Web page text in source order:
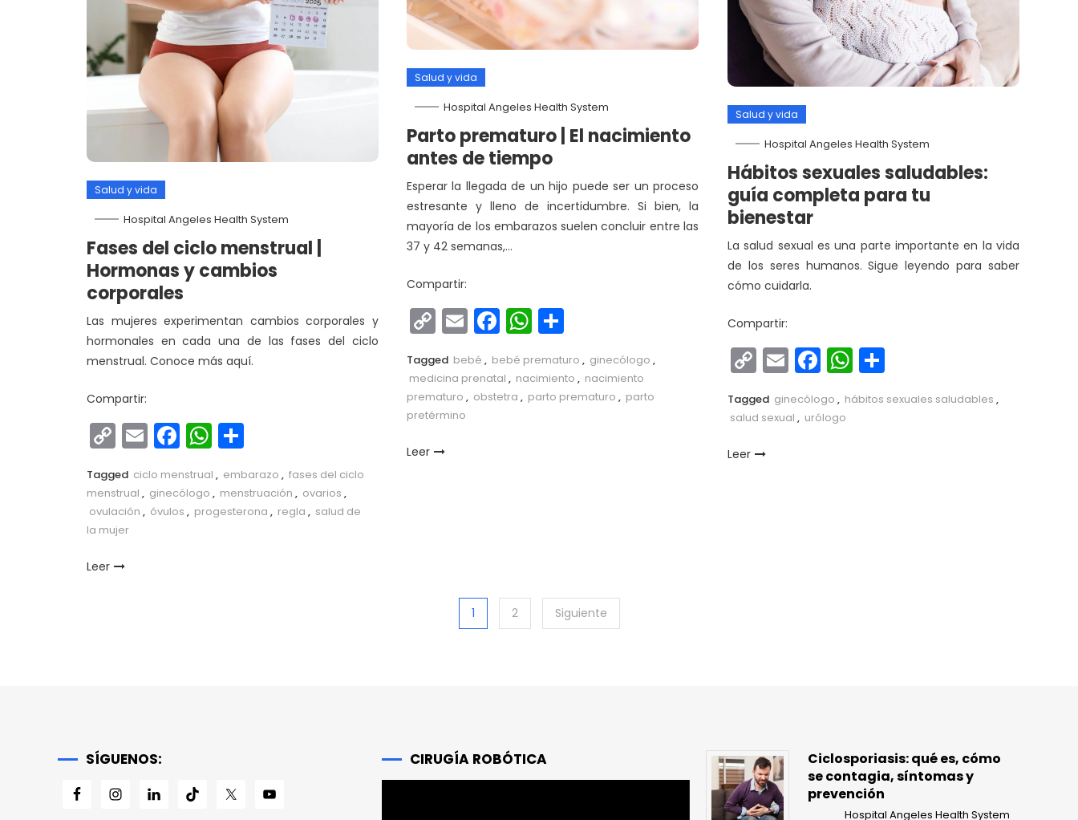
Salud y vida
Hospital Angeles Health System
Parto prematuro | El nacimiento
antes de tiempo
Esperar la llegada de un hijo puede ser un proceso
estresante y lleno de incertidumbre. Si bien, la
mayoría de los embarazos suelen concluir entre las
37 y 42 semanas,…
Compartir:
Copy
Link
EmailFacebook
WhatsApp
Tagged bebé , bebé prematuro , ginecólogo ,
medicina prenatal , nacimiento , nacimiento
prematuro , obstetra , parto prematuro , parto
pretérmino
Leer
Salud y vida
Hospital Angeles Health System
Hábitos sexuales saludables:
guía completa para tu
bienestar
La salud sexual es una parte importante en la vida
de los seres humanos. Sigue leyendo para saber
cómo cuidarla.
Compartir:
Copy
Link
EmailFacebook
WhatsApp
Tagged ginecólogo , hábitos sexuales saludables ,
salud sexual , urólogo
Leer
Salud y vida
Hospital Angeles Health System
Fases del ciclo menstrual |
Hormonas y cambios
corporales
Las mujeres experimentan cambios corporales y
hormonales en cada una de las fases del ciclo
menstrual. Conoce más aquí.
Compartir:
Copy
Link
EmailFacebook
WhatsApp
Tagged ciclo menstrual , embarazo , fases del ciclo
menstrual , ginecólogo , menstruación , ovarios ,
ovulación , óvulos , progesterona , regla , salud de
la mujer
Leer
1 2 Siguiente
SÍGUENOS: CIRUGÍA ROBÓTICA
Ciclosporiasis: qué es, cómo
se contagia, síntomas y
prevención
Hospital Angeles Health System